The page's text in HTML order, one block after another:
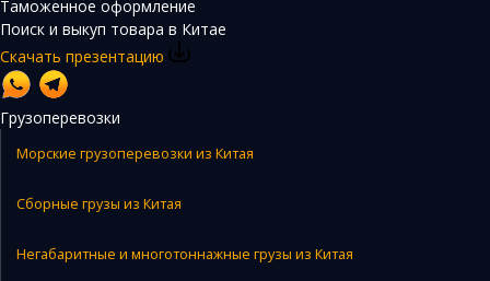
Таможенное оформление
Поиск и выкуп товара в Китае
Скачать презентацию
Грузоперевозки
Морские грузоперевозки из Китая
Сборные грузы из Китая
Негабаритные и многотоннажные грузы из Китая